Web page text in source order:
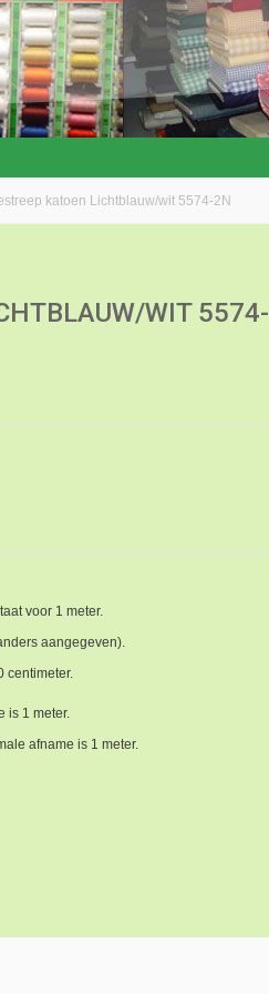
katoen Lichtblauw/wit 5574-2N
WIT 5574-
voor 1 meter.
aangegeven).
centimeter.
is 1 meter.
afname is 1 meter.